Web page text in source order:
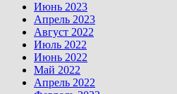
Июнь 2023
Апрель 2023
Август 2022
Июль 2022
Июнь 2022
Май 2022
Апрель 2022